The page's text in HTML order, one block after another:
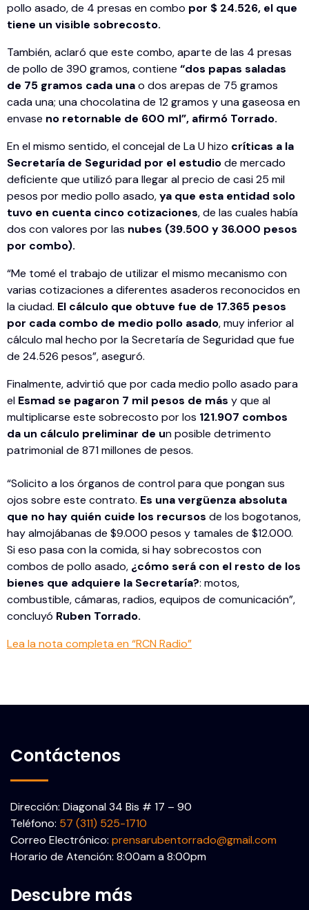
pollo asado, de 4 presas en combo por $ 24.526, el que
tiene un visible sobrecosto.
También, aclaró que este combo, aparte de las 4 presas
de pollo de 390 gramos, contiene “dos papas saladas
de 75 gramos cada unao dos arepas de 75 gramos
cada una; una chocolatina de 12 gramos y una gaseosa en
envase no retornable de 600 ml”, afirmó Torrado.
En el mismo sentido, el concejal de La U hizo críticas a la
Secretaría de Seguridad por el estudiode mercado
deficiente que utilizó para llegar al precio de casi 25 mil
pesos por medio pollo asado,ya que esta entidad solo
tuvo en cuenta cinco cotizaciones, de las cuales había
dos con valores por las nubes (39.500 y 36.000 pesos
por combo).
“Me tomé el trabajo de utilizar el mismo mecanismo con
varias cotizaciones a diferentes asaderos reconocidos en
la ciudad. El cálculo que obtuve fue de 17.365 pesos
por cada combo de medio pollo asado, muy inferior al
cálculo mal hecho por la Secretaría de Seguridad que fue
de 24.526 pesos”, aseguró.
Finalmente, advirtió que por cada medio pollo asado para
el Esmad se pagaron 7 mil pesos de más y que al
multiplicarse este sobrecosto por los 121.907 combos
da un cálculo preliminar de un posible detrimento
patrimonial de 871 millones de pesos.
“Solicito a los órganos de control para que pongan sus
ojos sobre este contrato. Es una vergüenza absoluta
que no hay quién cuide los recursos de los bogotanos,
hay almojábanas de $9.000 pesos y tamales de $12.000.
Si eso pasa con la comida, si hay sobrecostos con
combos de pollo asado, ¿cómo será con el resto de los
bienes que adquiere la Secretaría?: motos,
combustible, cámaras, radios, equipos de comunicación”,
concluyó Ruben Torrado.
Lea la nota completa en “RCN Radio”
Contáctenos
Dirección: Diagonal 34 Bis # 17 – 90
Teléfono: 57 (311) 525-1710
Correo Electrónico: prensarubentorrado@gmail.com
Horario de Atención: 8:00am a 8:00pm
Descubre más